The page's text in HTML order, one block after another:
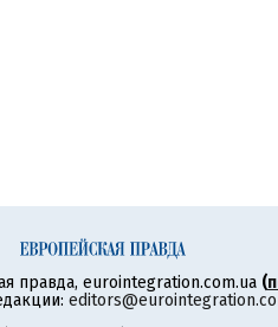
правда, eurointegration.com.ua (